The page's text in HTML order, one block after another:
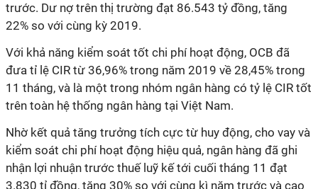
trước. Dư nợ trên thị trường đạt 86.543 tỷ đồng, tăng
22% so với cùng kỳ 2019.
Với khả năng kiểm soát tốt chi phí hoạt động, OCB đã
đưa tỉ lệ CIR từ 36,96% trong năm 2019 về 28,45% trong
11 tháng, và là một trong nhóm ngân hàng có tỷ lệ CIR tốt
trên toàn hệ thống ngân hàng tại Việt Nam.
Nhờ kết quả tăng trưởng tích cực từ huy động, cho vay và
kiểm soát chi phí hoạt động hiệu quả, ngân hàng đã ghi
nhận lợi nhuận trước thuế luỹ kế tới cuối tháng 11 đạt
3.830 tỉ đồng, tăng 30% so với cùng kì năm trước và cao